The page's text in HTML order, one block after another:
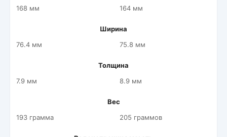
168 мм
164 мм
Ширина
76.4 мм
75.8 мм
Толщина
7.9 мм
8.9 мм
Вес
193 грамма
205 граммов